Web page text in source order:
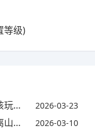
等级)
本) 2026-03-23
用) 2026-03-10